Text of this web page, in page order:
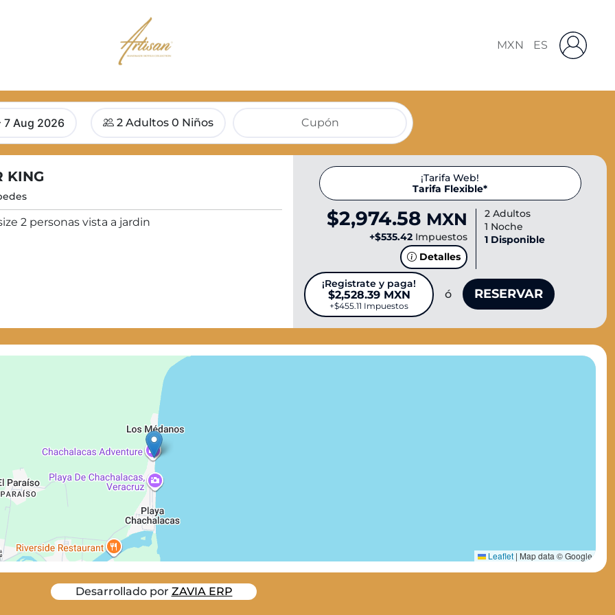
7 Aug 2026 2 Adultos 0 Niños
KING
2 personas vista a jardin
¡Tarifa Web!
Tarifa Flexible*
$2,974.58 MXN
+$535.42 Impuestos
Detalles
2 Adultos
1 Noche
1 Disponible
¡Registrate y paga!
$2,528.39 MXN
+$455.11 Impuestos
ó RESERVAR
Leaflet | Map data © Google
Desarrollado por ZAVIA ERP